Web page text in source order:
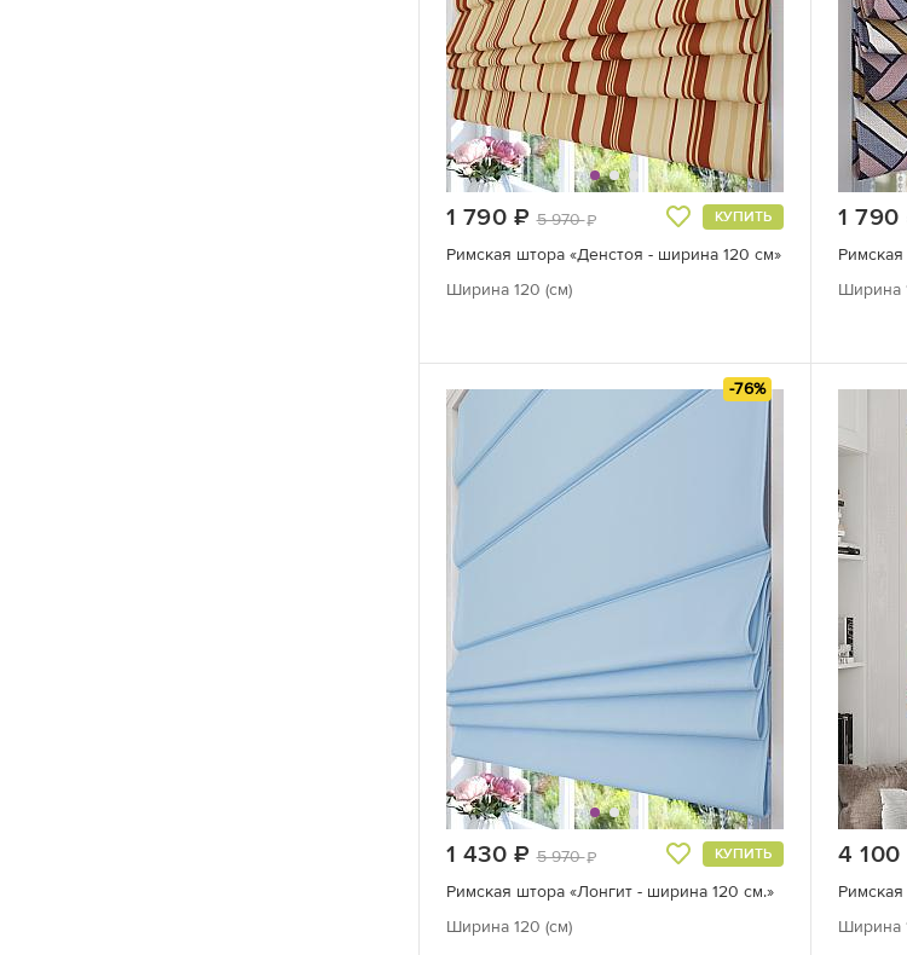
1 790 руб.
5 970 КУПИТЬ
Римская штора «Денстоя - ширина 120 см»
Ширина 120 (см)
1 790
Ширина
-76%
1 430 руб.
5 970 КУПИТЬ
Римская штора «Лонгит - ширина 120 см.»
Ширина 120 (см)
4 100
Ширина